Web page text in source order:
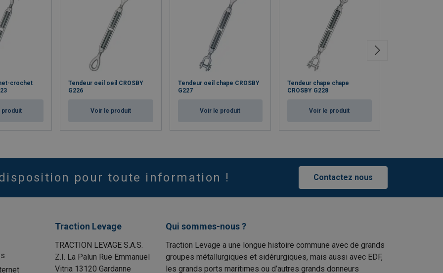
crochet
produit
Tendeur oeil oeil CROSBY
G226
Voir le produit
Tendeur oeil chape CROSBY
G227
Voir le produit
Tendeur chape chape
CROSBY G228
Voir le produit
pour toute information ! Contactez nous
Traction Levage
TRACTION LEVAGE S.A.S.
Z.I. La Palun Rue Emmanuel
Vitria 13120 Gardanne
Qui sommes-nous ?
Traction Levage a une longue histoire commune avec de grands
groupes métallurgiques et sidérurgiques, mais aussi avec EDF,
les grands ports maritimes ou d’autres grands donneurs